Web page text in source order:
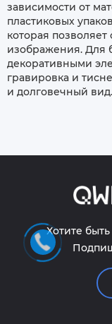
зависимости от
пластиковых
которая позволяет
изображения. Для
декоративными
гравировка и
и долговечный вид.
Хотите